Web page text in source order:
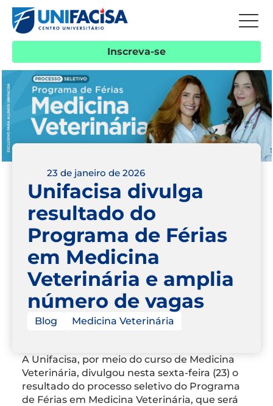
Inscreva-se
23 de janeiro de 2026
Unifacisa divulga
resultado do
Programa de Férias
em Medicina
Veterinária e amplia
número de vagas
Blog Medicina Veterinária
A Unifacisa, por meio do curso de Medicina
Veterinária, divulgou nesta sexta-feira (23) o
resultado do processo seletivo do Programa
de Férias em Medicina Veterinária, que será